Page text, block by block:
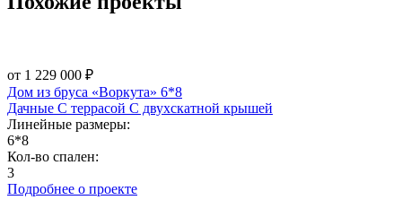
от 1 229 000 ₽
Дом из бруса «Воркута» 6*8
Дачные С террасой С двухскатной крышей
Линейные размеры:
6*8
Кол-во спален:
3
Подробнее о проекте